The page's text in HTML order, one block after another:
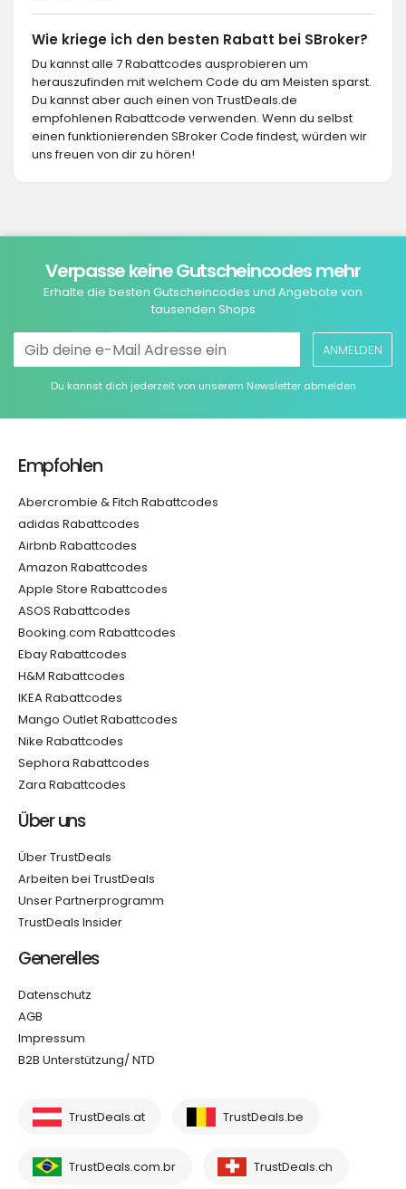
Wie kriege ich den besten Rabatt bei SBroker?
Du kannst alle 7 Rabattcodes ausprobieren um
herauszufinden mit welchem Code du am Meisten sparst.
Du kannst aber auch einen von TrustDeals.de
empfohlenen Rabattcode verwenden. Wenn du selbst
einen funktionierenden SBroker Code findest, würden wir
uns freuen von dir zu hören!
Verpasse keine Gutscheincodes mehr
Erhalte die besten Gutscheincodes und Angebote von
tausenden Shops
ANMELDEN
Du kannst dich jederzeit von unserem Newsletter abmelden
Empfohlen
Abercrombie & Fitch Rabattcodes
adidas Rabattcodes
Airbnb Rabattcodes
Amazon Rabattcodes
Apple Store Rabattcodes
ASOS Rabattcodes
Booking.com Rabattcodes
Ebay Rabattcodes
H&M Rabattcodes
IKEA Rabattcodes
Mango Outlet Rabattcodes
Nike Rabattcodes
Sephora Rabattcodes
Zara Rabattcodes
Über uns
Über TrustDeals
Arbeiten bei TrustDeals
Unser Partnerprogramm
TrustDeals Insider
Generelles
Datenschutz
AGB
Impressum
B2B Unterstützung/ NTD
TrustDeals.at TrustDeals.be
TrustDeals.com.br TrustDeals.ch